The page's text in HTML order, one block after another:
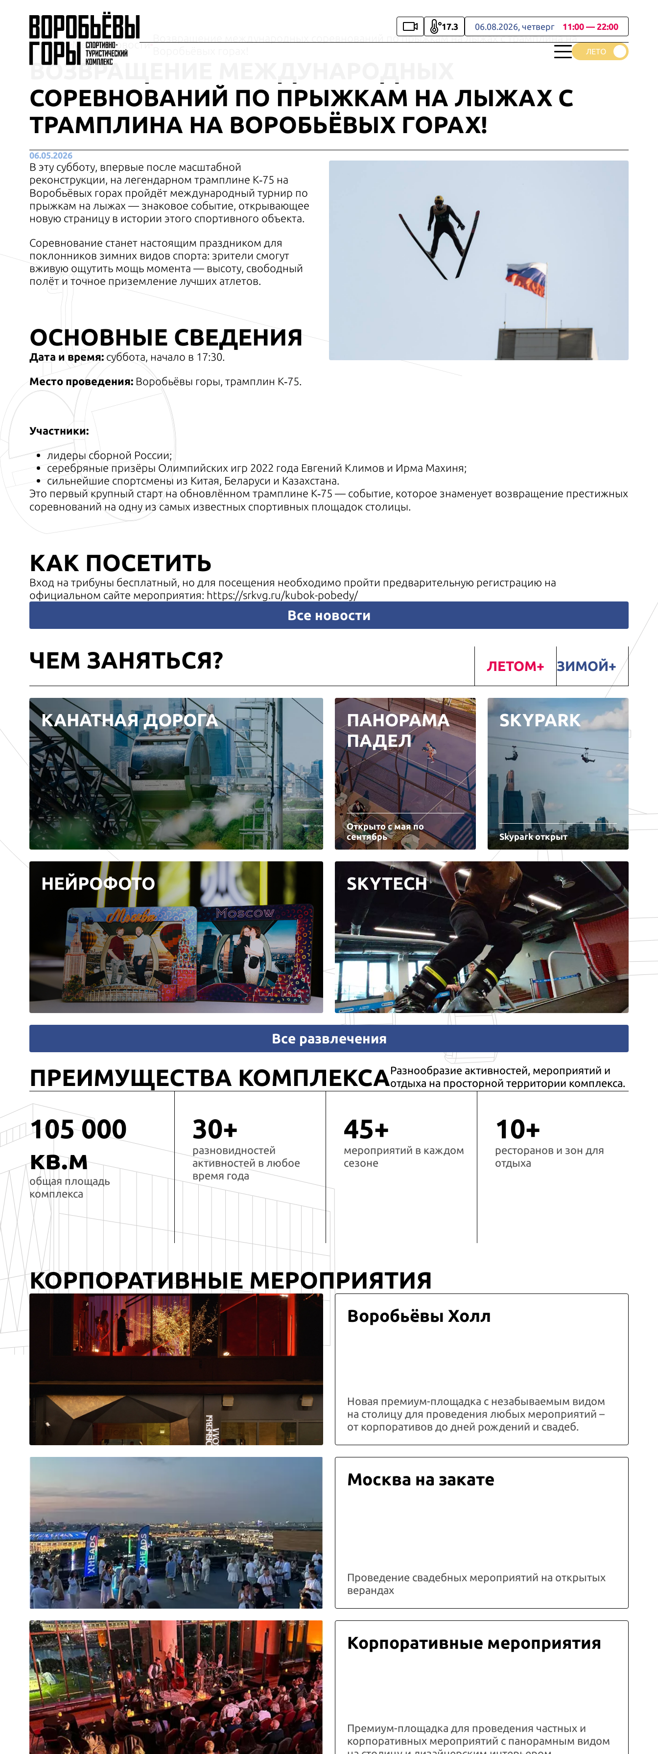
17.3 06.08.2026, четверг 11:00 — 22:00
Главная Медиа Новости
Возвращение международных соревнований по прыжкам на лыжах с трамплина на
ВОЗВРАЩЕНИЕ МЕЖДУНАРОДНЫХ
СОРЕВНОВАНИЙ ПО ПРЫЖКАМ НА ЛЫЖАХ С
ТРАМПЛИНА НА ВОРОБЬЁВЫХ ГОРАХ!
06.05.2026
В эту субботу, впервые после масштабной
реконструкции, на легендарном трамплине К‑75 на
Воробьёвых горах пройдёт международный турнир по
прыжкам на лыжах — знаковое событие, открывающее
новую страницу в истории этого спортивного объекта.
Соревнование станет настоящим праздником для
поклонников зимних видов спорта: зрители смогут
вживую ощутить мощь момента — высоту, свободный
полёт и точное приземление лучших атлетов.
ОСНОВНЫЕ СВЕДЕНИЯ
Дата и время:суббота, начало в 17:30.
Место проведения: Воробьёвы горы, трамплин К‑75.
Участники:
лидеры сборной России;
серебряные призёры Олимпийских игр 2022 года Евгений Климов и Ирма Махиня;
сильнейшие спортсмены из Китая, Беларуси и Казахстана.
Это первый крупный старт на обновлённом трамплине К‑75 — событие, которое знаменует возвращение престижных
соревнований на одну из самых известных спортивных площадок столицы.
КАК ПОСЕТИТЬ
Вход на трибуны бесплатный, но для посещения необходимо пройти предварительную регистрацию на
официальном сайте мероприятия: https://srkvg.ru/kubok-pobedy/
Все новости
ЧЕМ ЗАНЯТЬСЯ? ЛЕТОМ ЗИМОЙ
КАНАТНАЯ ДОРОГА
ПАНОРАМА
ПАДЕЛ
Открыто с мая по
сентябрь
SKYPARK
Skypark открыт
НЕЙРОФОТО SKYTECH
Все развлечения
ПРЕИМУЩЕСТВА КОМПЛЕКСАРазнообразие активностей, мероприятий и
отдыха на просторной территории комплекса.
105 000
кв.м
общая площадь
комплекса
30+
разновидностей
активностей в любое
время года
45+
мероприятий в каждом
сезоне
10+
ресторанов и зон для
отдыха
КОРПОРАТИВНЫЕ МЕРОПРИЯТИЯ
Воробьёвы Холл
Новая премиум-площадка с незабываемым видом
на столицу для проведения любых мероприятий –
от корпоративов до дней рождений и свадеб.
Москва на закате
Проведение свадебных мероприятий на открытых
верандах
Корпоративные мероприятия
Премиум-площадка для проведения частных и
корпоративных мероприятий с панорамным видом